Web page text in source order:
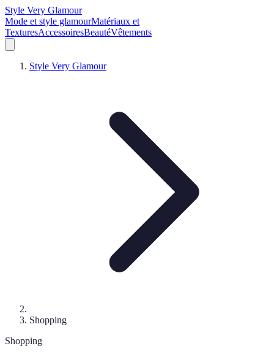
Style Very Glamour
Mode et style glamourMatériaux et
TexturesAccessoiresBeautéVêtements
Style Very Glamour
Shopping
Shopping